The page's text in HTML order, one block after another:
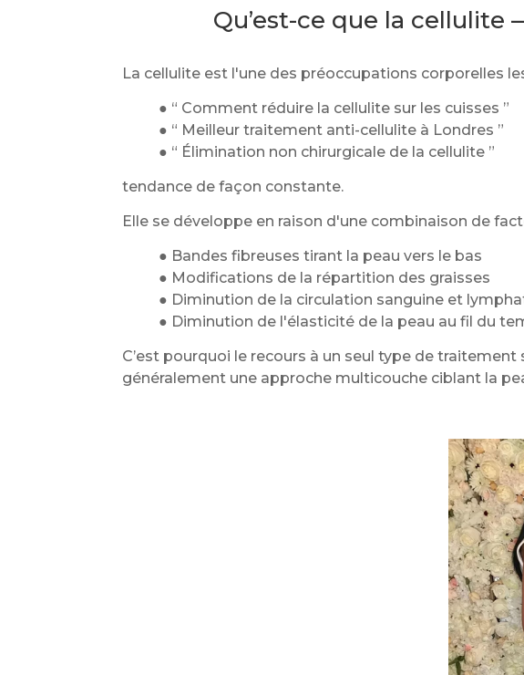
Qu’est-ce que la
La cellulite est l'une des préoccupations corporelles
● “ Comment réduire la cellulite sur les cuisses ”
● “ Meilleur traitement anti-cellulite à Londres ”
● “ Élimination non chirurgicale de la cellulite ”
tendance de façon constante.
Elle se développe en raison d'une combinaison de
● Bandes fibreuses tirant la peau vers le bas
● Modifications de la répartition des graisses
● Diminution de la circulation sanguine et
● Diminution de l'élasticité de la peau au fil du
C’est pourquoi le recours à un seul type de
généralement une approche multicouche ciblant la